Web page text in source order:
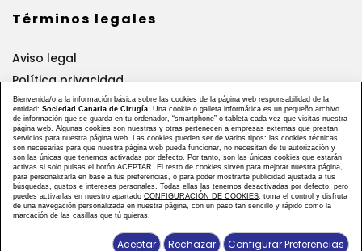
Términos legales
Aviso legal
Política privacidad
Política cookies
Síguenos
Diseñado y desarrollado por tu equipo Imedia
Bienvenida/o a la información básica sobre las cookies de la página web responsabilidad de la
entidad: Sociedad Canaria de Cirugía. Una cookie o galleta informática es un pequeño archivo
de información que se guarda en tu ordenador, “smartphone” o tableta cada vez que visitas nuestra
página web. Algunas cookies son nuestras y otras pertenecen a empresas externas que prestan
servicios para nuestra página web. Las cookies pueden ser de varios tipos: las cookies técnicas
son necesarias para que nuestra página web pueda funcionar, no necesitan de tu autorización y
son las únicas que tenemos activadas por defecto. Por tanto, son las únicas cookies que estarán
activas si solo pulsas el botón ACEPTAR. El resto de cookies sirven para mejorar nuestra página,
para personalizarla en base a tus preferencias, o para poder mostrarte publicidad ajustada a tus
búsquedas, gustos e intereses personales. Todas ellas las tenemos desactivadas por defecto, pero
puedes activarlas en nuestro apartado CONFIGURACIÓN DE COOKIES: toma el control y disfruta
de una navegación personalizada en nuestra página, con un paso tan sencillo y rápido como la
marcación de las casillas que tú quieras.
Aceptar Rechazar Configurar Preferencias